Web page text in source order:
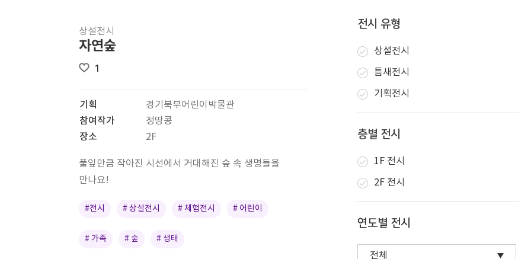
상설전시
자연숲
1
기획
경기북부어린이박물관
참여작가
정땅콩
장소
2F
풀잎만큼 작아진 시선에서 거대해진 숲 속 생명들을
만나요!
#전시 # 상설전시 # 체험전시 # 어린이
# 가족 # 숲 # 생태
전시 유형
상설전시
틈새전시
기획전시
층별 전시
1F 전시
2F 전시
연도별 전시